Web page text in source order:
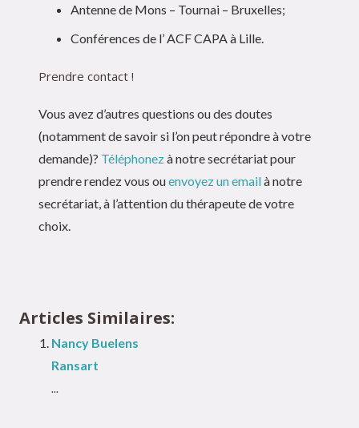
Antenne de Mons – Tournai – Bruxelles;
Conférences de l’ ACF CAPA à Lille.
Prendre contact !
Vous avez d’autres questions ou des doutes
(notamment de savoir si l’on peut répondre à votre
demande)? Téléphonezà notre secrétariat pour
prendre rendez vous ouenvoyez un emailà notre
secrétariat, à l’attention du thérapeute de votre
choix.
Articles Similaires:
Nancy Buelens
Ransart
...